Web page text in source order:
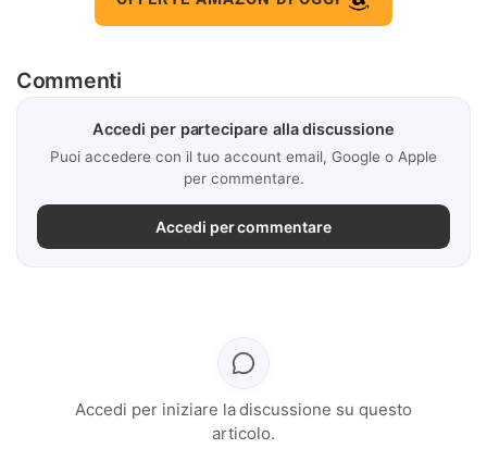
Commenti
Accedi per partecipare alla discussione
Puoi accedere con il tuo account email, Google o Apple
per commentare.
Accedi per commentare
Accedi per iniziare la discussione su questo
articolo.